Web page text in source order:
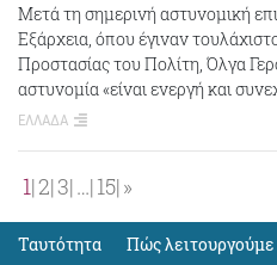
Μετά τη σημερινή αστυνομική
Εξάρχεια, όπου έγιναν
Προστασίας του Πολίτη, Όλγα
αστυνομία «είναι ενεργή και
ΕΛΛΑΔΑ
1 2 3 … 15 »
Ταυτότητα Πώς λειτουργούμε